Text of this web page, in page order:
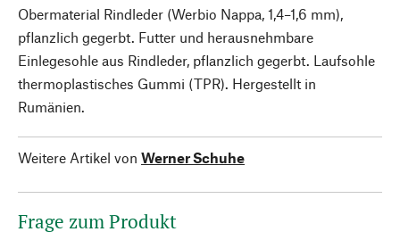
Obermaterial Rindleder (Werbio Nappa, 1,4–1,6 mm),
pflanzlich gegerbt. Futter und herausnehmbare
Einlegesohle aus Rindleder, pflanzlich gegerbt. Laufsohle
thermoplastisches Gummi (TPR). Hergestellt in
Rumänien.
Weitere Artikel von Werner Schuhe
Frage zum Produkt